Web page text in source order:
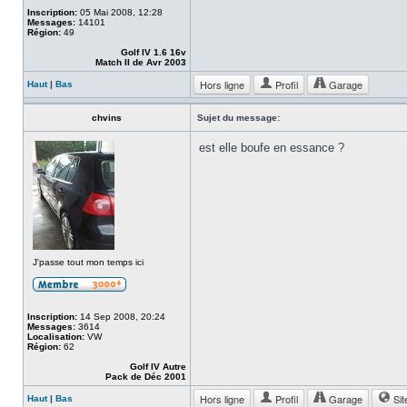
Inscription: 05 Mai 2008, 12:28
Messages: 14101
Région: 49
Golf IV 1.6 16v
Match II de Avr 2003
Haut| Bas Hors ligne Profil Garage
chvins Sujet du message:
J'passe tout mon temps ici
Inscription: 14 Sep 2008, 20:24
Messages: 3614
Localisation: VW
Région: 62
Golf IV Autre
Pack de Déc 2001
est elle boufe en essance ?
Haut| Bas Hors ligne Profil Garage